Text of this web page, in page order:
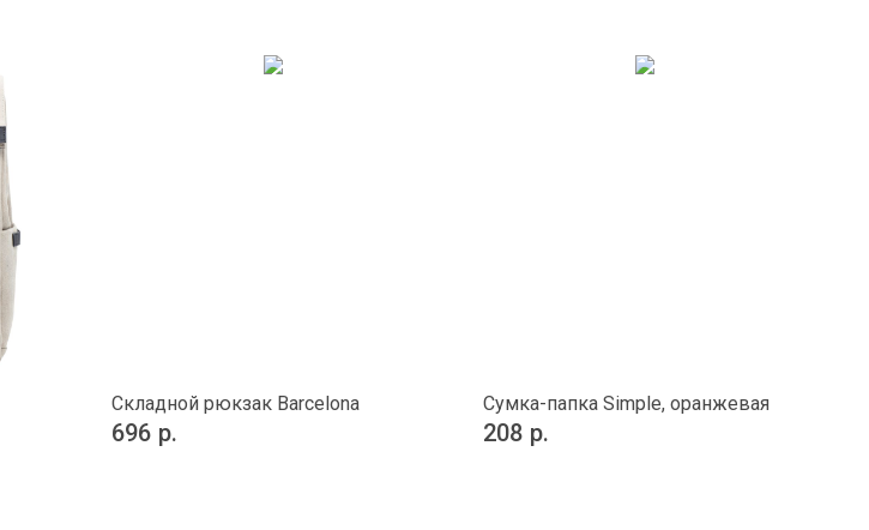
Складной рюкзак Barcelona
696 р.
Сумка-папка Simple, оранжевая
208 р.